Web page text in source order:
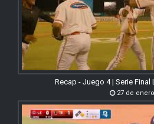
Recap - Juego 4 | Serie Final
27 de enero